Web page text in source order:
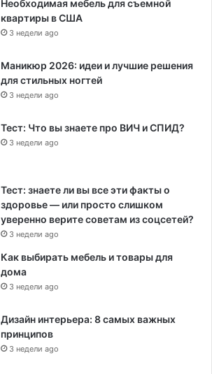
Необходимая мебель для съемной
квартиры в США
3 недели ago
Маникюр 2026: идеи и лучшие решения
для стильных ногтей
3 недели ago
Тест: Что вы знаете про ВИЧ и СПИД?
3 недели ago
Тест: знаете ли вы все эти факты о
здоровье — или просто слишком
уверенно верите советам из соцсетей?
3 недели ago
Как выбирать мебель и товары для
дома
3 недели ago
Дизайн интерьера: 8 самых важных
принципов
3 недели ago